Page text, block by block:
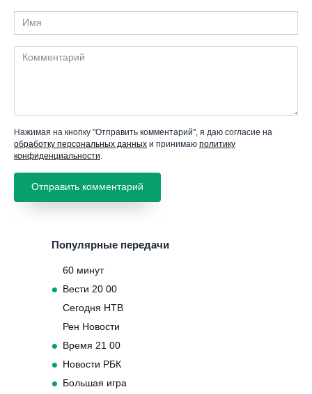
Имя
Комментарий
Нажимая на кнопку "Отправить комментарий", я даю согласие на
обработку персональных данных и принимаю политику
конфиденциальности
Популярные передачи
60 минут
Вести 20 00
Сегодня НТВ
Рен Новости
Время 21 00
Новости РБК
Большая игра